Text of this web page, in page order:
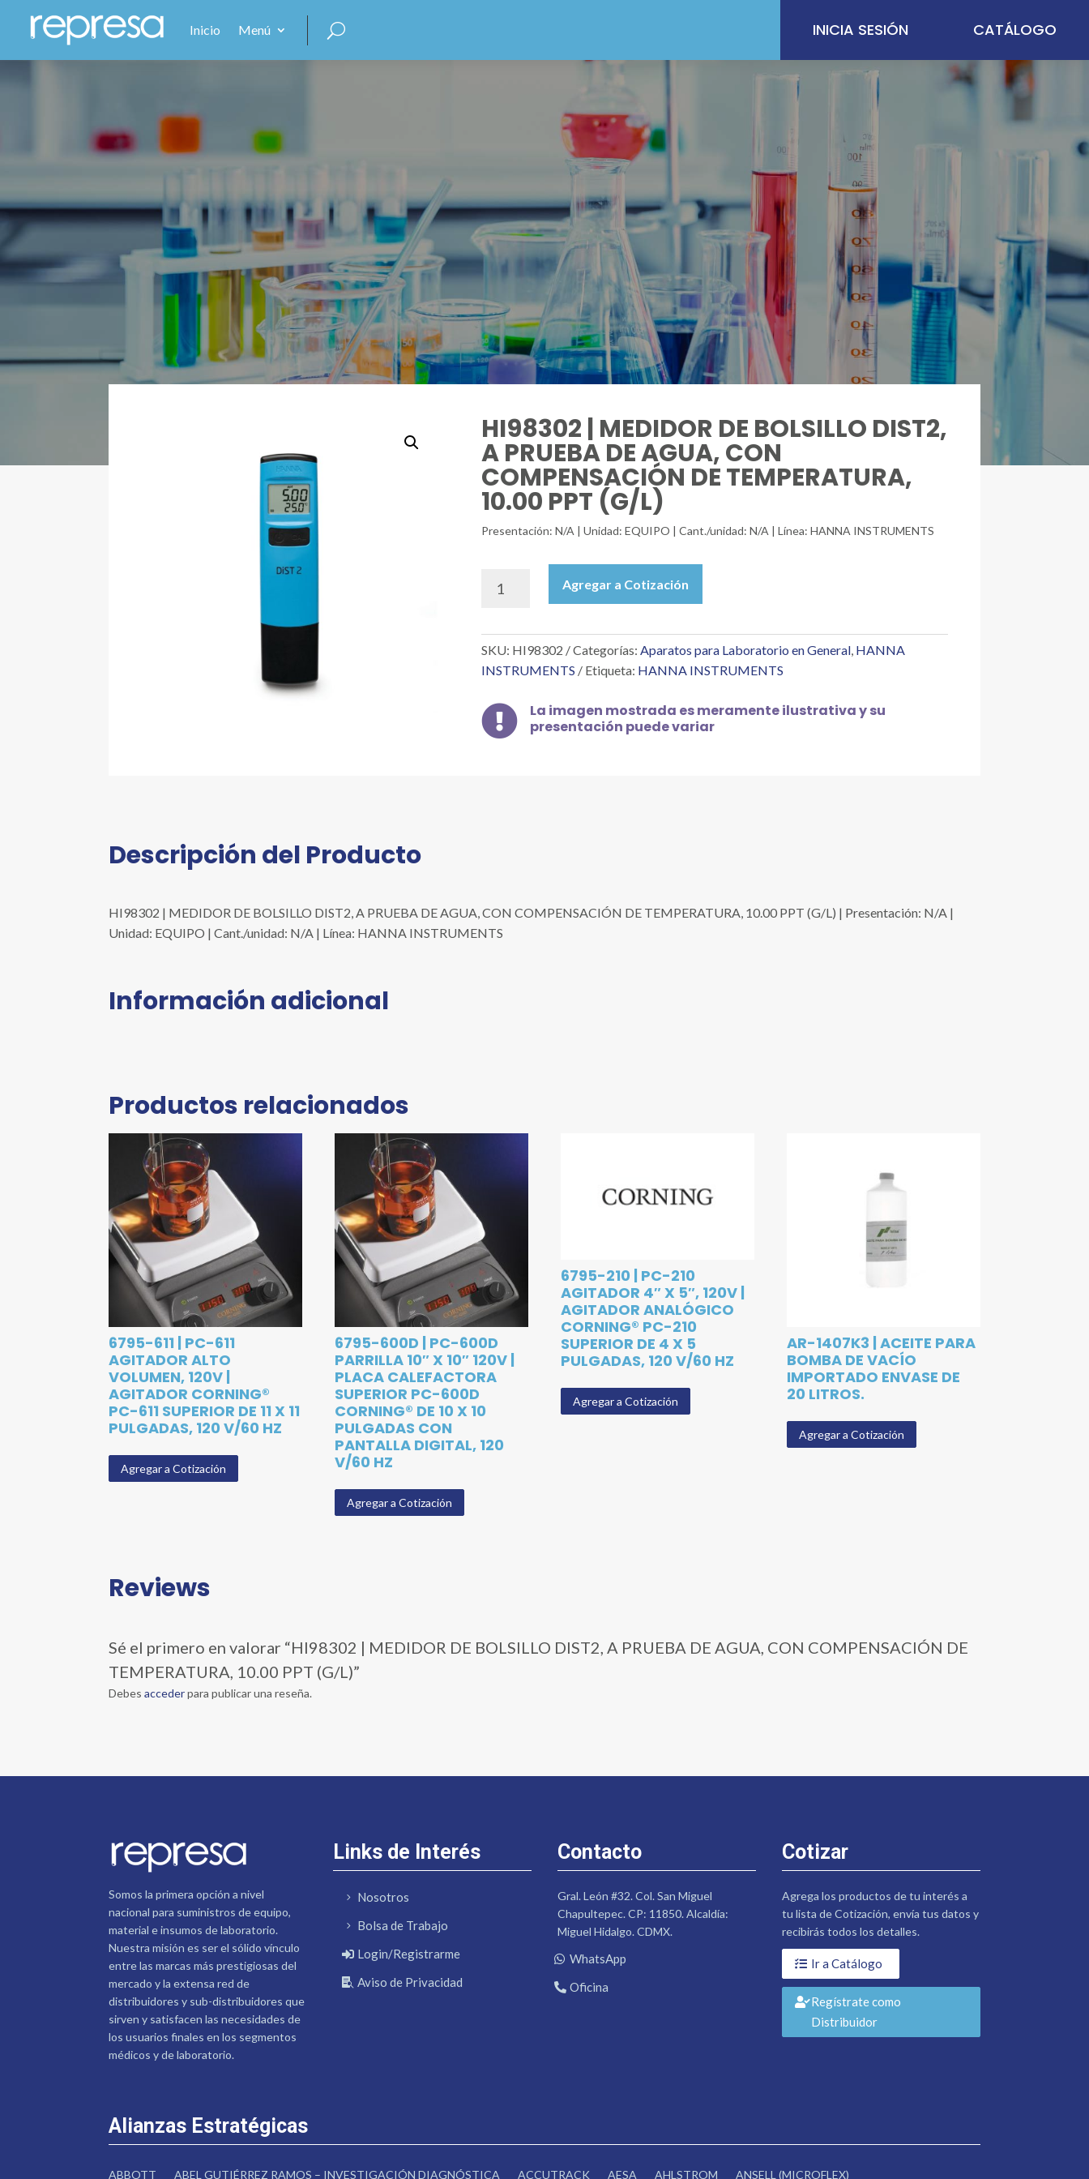
Inicio Menú INICIA SESIÓN CATÁLOGO
HI98302 | MEDIDOR DE BOLSILLO DIST2,
A PRUEBA DE AGUA, CON
COMPENSACIÓN DE TEMPERATURA,
10.00 PPT (G/L)
Presentación: N/A | Unidad: EQUIPO | Cant./unidad: N/A | Línea: HANNA INSTRUMENTS
DE
BOLSILLO
DIST2,
PRUEBA
DE
AGUA,
Agregar a Cotización
SKU: HI98302 Categorías:Aparatos para Laboratorio en General, HANNA
INSTRUMENTS
Etiqueta: HANNA INSTRUMENTS

La imagen mostrada es meramente ilustrativa y su
presentación puede variar
Descripción del Producto
HI98302 | MEDIDOR DE BOLSILLO DIST2, A PRUEBA DE AGUA, CON COMPENSACIÓN DE TEMPERATURA, 10.00 PPT (G/L) | Presentación: N/A |
Unidad: EQUIPO | Cant./unidad: N/A | Línea: HANNA INSTRUMENTS
Información adicional
Productos relacionados
6795-611 | PC-611
AGITADOR ALTO
VOLUMEN, 120V |
AGITADOR CORNING®
PC-611 SUPERIOR DE 11 X 11
PULGADAS, 120 V/60 HZ
Agregar a Cotización
6795-600D | PC-600D
PARRILLA 10″ X 10″ 120V |
PLACA CALEFACTORA
SUPERIOR PC-600D
CORNING® DE 10 X 10
PULGADAS CON
PANTALLA DIGITAL, 120
V/60 HZ
Agregar a Cotización
6795-210 | PC-210
AGITADOR 4″ X 5″, 120V |
AGITADOR ANALÓGICO
CORNING® PC-210
SUPERIOR DE 4 X 5
PULGADAS, 120 V/60 HZ
Agregar a Cotización
AR-1407K3 | ACEITE PARA
BOMBA DE VACÍO
IMPORTADO ENVASE DE
20 LITROS.
Agregar a Cotización
Reviews
Sé el primero en valorar “HI98302 | MEDIDOR DE BOLSILLO DIST2, A PRUEBA DE AGUA, CON COMPENSACIÓN DE
TEMPERATURA, 10.00 PPT (G/L)”
Debesaccederpara publicar una reseña.
Somos la primera opción a nivel
nacional para suministros de equipo,
material e insumos de laboratorio.
Nuestra misión es ser el sólido vínculo
entre las marcas más prestigiosas del
mercado y la extensa red de
distribuidores y sub-distribuidores que
sirven y satisfacen las necesidades de
los usuarios finales en los segmentos
médicos y de laboratorio.
Links de Interés
Nosotros
Bolsa de Trabajo
Login/Registrarme
Aviso de Privacidad
Contacto
Gral. León #32. Col. San Miguel
Chapultepec. CP: 11850. Alcaldía:
Miguel Hidalgo. CDMX.
WhatsApp
Oficina
Cotizar
Agrega los productos de tu interés a
tu lista de Cotización, envía tus datos y
recibirás todos los detalles.
Ir a Catálogo
Regístrate como
Distribuidor
Alianzas Estratégicas
ABBOTT ABEL GUTIÉRREZ RAMOS – INVESTIGACIÓN DIAGNÓSTICA ACCUTRACK AESA AHLSTROM ANSELL (MICROFLEX)